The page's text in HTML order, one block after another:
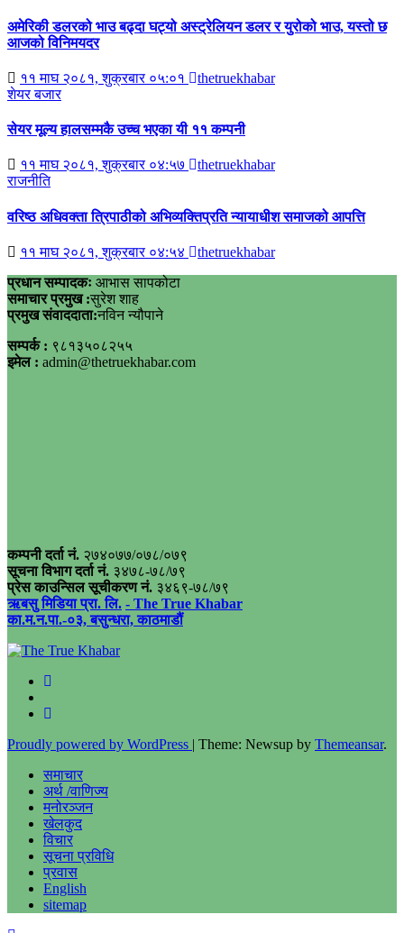
अमेरिकी डलरको भाउ बढ्दा घट्यो अस्ट्रेलियन डलर र युरोको भाउ, यस्तो छ
आजको विनिमयदर
११ माघ २०८१, शुक्रबार ०५:०१
thetruekhabar
शेयर बजार
सेयर मूल्य हालसम्मकै उच्च भएका यी ११ कम्पनी
११ माघ २०८१, शुक्रबार ०४:५७
thetruekhabar
राजनीति
वरिष्ठ अधिवक्ता त्रिपाठीको अभिव्यक्तिप्रति न्यायाधीश समाजको आपत्ति
११ माघ २०८१, शुक्रबार ०४:५४
thetruekhabar
प्रधान सम्पादकः आभास सापकोटा
समाचार प्रमुख :सुरेश शाह
प्रमुख संवाददाता:नविन न्यौपाने
सम्पर्क : ९८१३५०८२५५
इमेल : admin@thetruekhabar.com
कम्पनी दर्ता नं. २७४०७७/०७८/०७९
सूचना विभाग दर्ता नं. ३४७८-७८/७९
प्रेस काउन्सिल सूचीकरण नं. ३४६९-७८/७९
ऋबसु मिडिया प्रा. लि. - The True Khabar
का.म.न.पा.-०३, बसुन्धरा, काठमाडौं
Proudly powered by WordPress | Theme: Newsup by Themeansar.
समाचार
अर्थ /वाणिज्य
मनोरञ्जन
खेलकुद
विचार
सूचना प्रविधि
प्रवास
English
sitemap